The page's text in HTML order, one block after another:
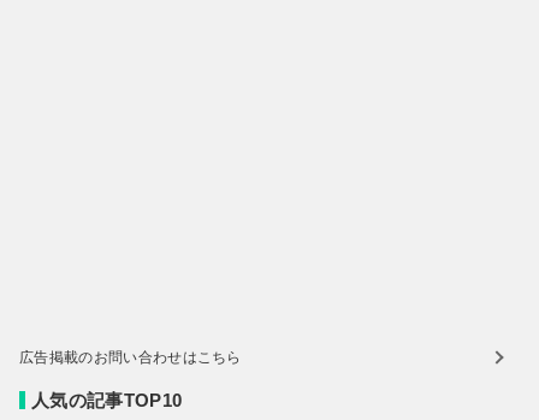
広告掲載のお問い合わせはこちら
人気の記事TOP10